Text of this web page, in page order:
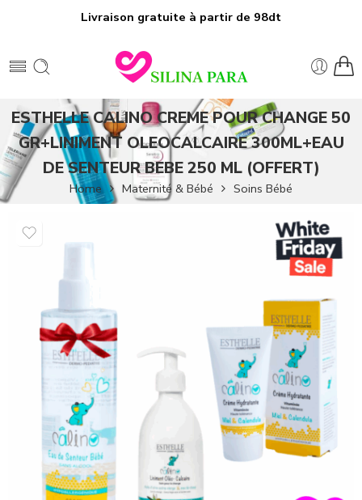
Livraison gratuite à partir de 98dt
ESTHELLE CALINO CREME POUR CHANGE 50
GR+LINIMENT OLEOCALCAIRE 300ML+EAU
DE SENTEUR BEBE 250 ML (OFFERT)
Home Maternité & Bébé Soins Bébé